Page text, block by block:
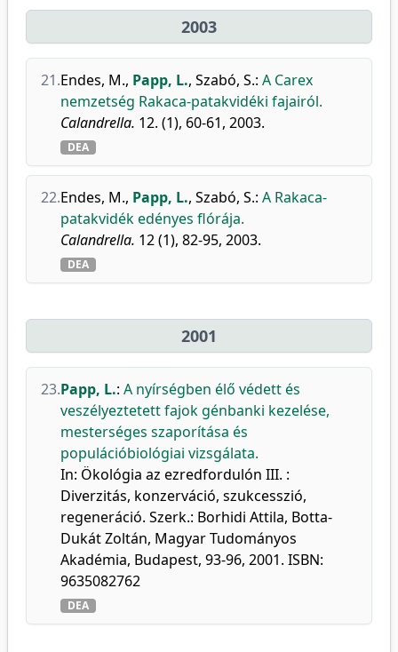
2003
21.Endes, M., Papp, L., Szabó, S.: A Carex
nemzetség Rakaca-patakvidéki fajairól.
Calandrella. 12. (1), 60-61, 2003.
DEA
22.Endes, M., Papp, L., Szabó, S.: A Rakaca-
patakvidék edényes flórája.
Calandrella. 12 (1), 82-95, 2003.
DEA
2001
23.Papp, L.: A nyírségben élő védett és
veszélyeztetett fajok génbanki kezelése,
mesterséges szaporítása és
populációbiológiai vizsgálata.
In: Ökológia az ezredfordulón III. :
Diverzitás, konzerváció, szukcesszió,
regeneráció. Szerk.: Borhidi Attila, Botta-
Dukát Zoltán, Magyar Tudományos
Akadémia, Budapest, 93-96, 2001. ISBN:
9635082762
DEA